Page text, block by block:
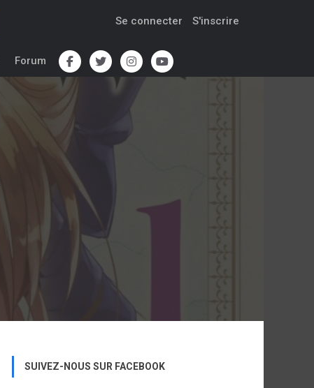
Se connecter S'inscrire
Forum
SUIVEZ-NOUS SUR FACEBOOK